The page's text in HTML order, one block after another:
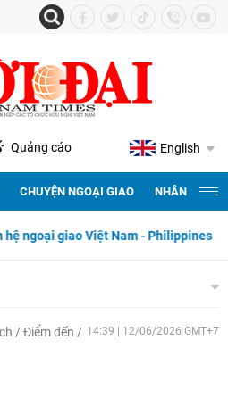
Quảng cáo English
CHUYỆN NGOẠI GIAO NHÂN
Việt Nam - Philippines 500
Điểm đến 14:39 | 12/06/2026 GMT+7